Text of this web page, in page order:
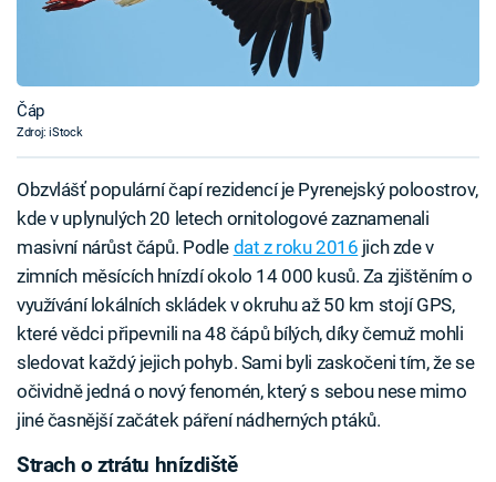
Čáp
Zdroj: iStock
Obzvlášť populární čapí rezidencí je Pyrenejský poloostrov,
kde v uplynulých 20 letech ornitologové zaznamenali
masivní nárůst čápů. Podle dat z roku 2016 jich zde v
zimních měsících hnízdí okolo 14 000 kusů. Za zjištěním o
využívání lokálních skládek v okruhu až 50 km stojí GPS,
které vědci připevnili na 48 čápů bílých, díky čemuž mohli
sledovat každý jejich pohyb. Sami byli zaskočeni tím, že se
očividně jedná o nový fenomén, který s sebou nese mimo
jiné časnější začátek páření nádherných ptáků.
Strach o ztrátu hnízdiště